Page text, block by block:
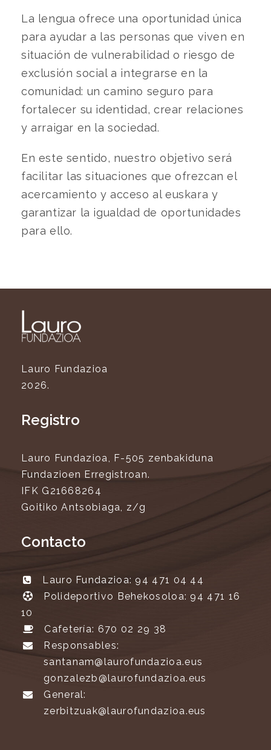
La lengua ofrece una oportunidad única
para ayudar a las personas que viven en
situación de vulnerabilidad o riesgo de
exclusión social a integrarse en la
comunidad: un camino seguro para
fortalecer su identidad, crear relaciones
y arraigar en la sociedad.
En este sentido, nuestro objetivo será
facilitar las situaciones que ofrezcan el
acercamiento y acceso al euskara y
garantizar la igualdad de oportunidades
para ello.
Lauro Fundazioa
2026.
Registro
Lauro Fundazioa, F-505 zenbakiduna
Fundazioen Erregistroan.
IFK G21668264
Goitiko Antsobiaga, z/g
Contacto
Lauro Fundazioa: 94 471 04 44
Polideportivo Behekosoloa: 94 471 16
10
Cafetería: 670 02 29 38
Responsables:
santanam@laurofundazioa.eus
gonzalezb@laurofundazioa.eus
General:
zerbitzuak@laurofundazioa.eus